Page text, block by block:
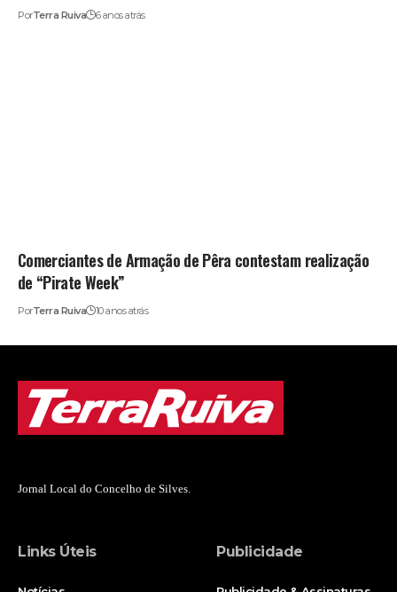
PorTerra Ruiva 6 anos atrás
Comerciantes de Armação de Pêra contestam realização
de “Pirate Week”
PorTerra Ruiva 10 anos atrás
Jornal Local do Concelho de Silves.
Links Úteis Publicidade